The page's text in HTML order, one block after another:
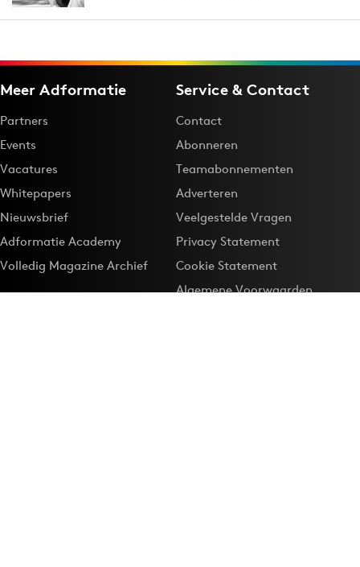
Meer Adformatie
Partners
Events
Vacatures
Whitepapers
Nieuwsbrief
Adformatie Academy
Volledig Magazine Archief
Service & Contact
Contact
Abonneren
Teamabonnementen
Adverteren
Veelgestelde Vragen
Privacy Statement
Cookie Statement
Algemene Voorwaarden